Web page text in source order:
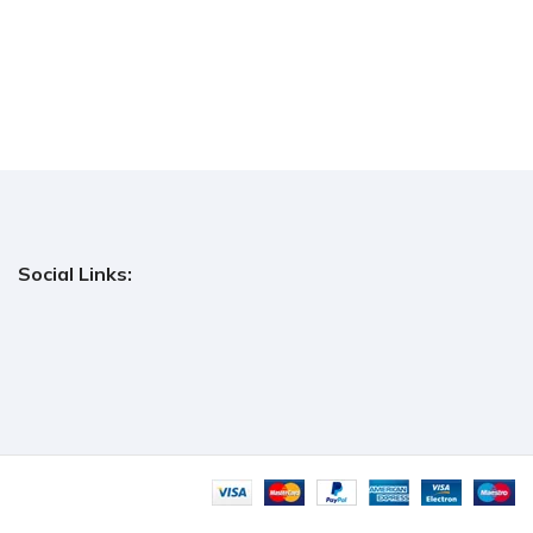
Social Links: